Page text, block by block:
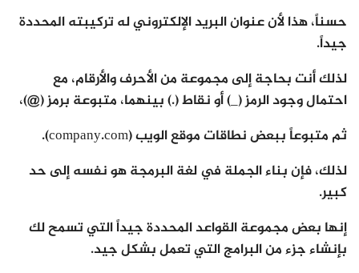
حسناً، هذا لأن عنوان البريد الإلكتروني له تركيبته المحددة
جيداً.
لذلك أنت بحاجة إلى مجموعة من الأحرف والأرقام، مع
احتمال وجود الرمز (_) أو نقاط (.) بينهما، متبوعة برمز (@)،
ثم متبوعاً ببعض نطاقات موقع الويب (company.com).
لذلك، فإن بناء الجملة في لغة البرمجة هو نفسه إلى حد
كبير.
إنها بعض مجموعة القواعد المحددة جيداً التي تسمح لك
بإنشاء جزء من البرامج التي تعمل بشكل جيد.